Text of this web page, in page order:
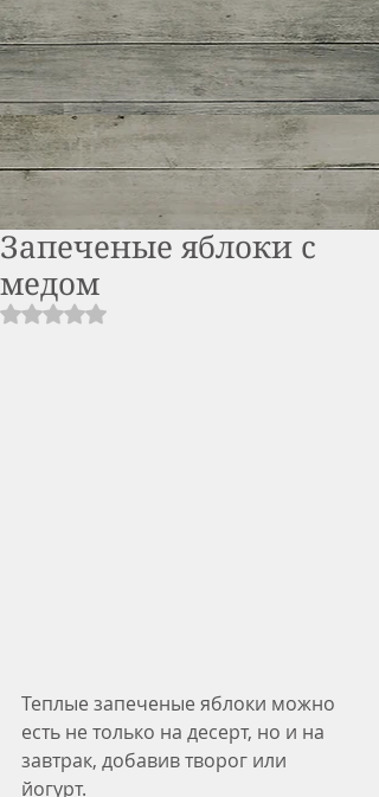
Запеченые яблоки с
медом
Rated NaN out of 5 stars.
Теплые запеченые яблоки можно
есть не только на десерт, но и на
завтрак, добавив творог или
йогурт.